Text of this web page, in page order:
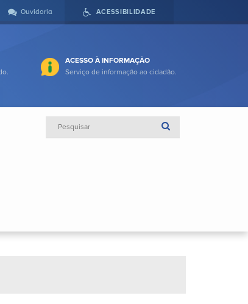
ACESSIBILIDADE
Ouvidoria
ACESSO À INFORMAÇÃO
Serviço de informação ao cidadão.